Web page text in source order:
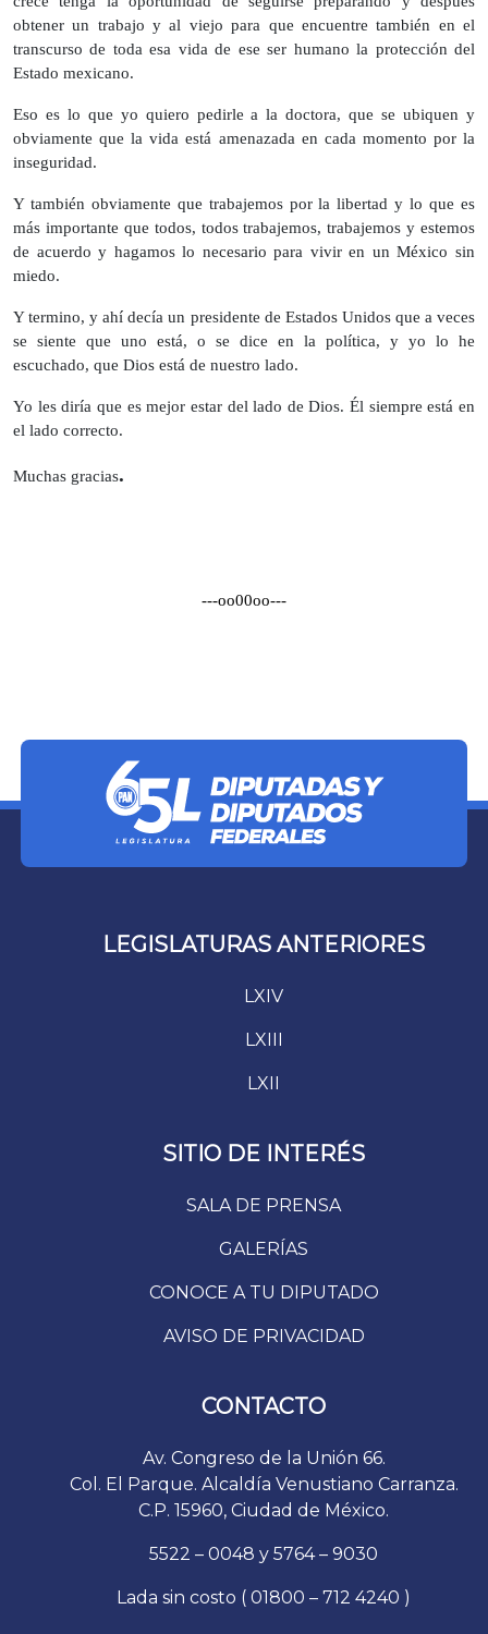
obtener un trabajo y al viejo para que encuentre también en el
transcurso de toda esa vida de ese ser humano la protección del
Estado mexicano.
Eso es lo que yo quiero pedirle a la doctora, que se ubiquen y
obviamente que la vida está amenazada en cada momento por la
inseguridad.
Y también obviamente que trabajemos por la libertad y lo que es
más importante que todos, todos trabajemos, trabajemos y estemos
de acuerdo y hagamos lo necesario para vivir en un México sin
miedo.
Y termino, y ahí decía un presidente de Estados Unidos que a veces
se siente que uno está, o se dice en la política, y yo lo he
escuchado, que Dios está de nuestro lado.
Yo les diría que es mejor estar del lado de Dios. Él siempre está en
el lado correcto.
Muchas gracias.
---oo00oo---
LEGISLATURAS ANTERIORES
LXIV
LXIII
LXII
SITIO DE INTERÉS
SALA DE PRENSA
GALERÍAS
CONOCE A TU DIPUTADO
AVISO DE PRIVACIDAD
CONTACTO
Av. Congreso de la Unión 66.
Col. El Parque. Alcaldía Venustiano Carranza.
C.P. 15960, Ciudad de México.
5522 – 0048 y 5764 – 9030
Lada sin costo ( 01800 – 712 4240 )